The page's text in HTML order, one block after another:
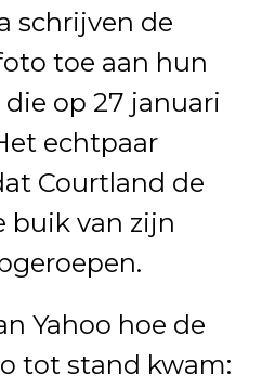
schrijven de
toe aan hun
op 27 januari
echtpaar
Courtland de
buik van zijn
Yahoo hoe de
tot stand kwam: